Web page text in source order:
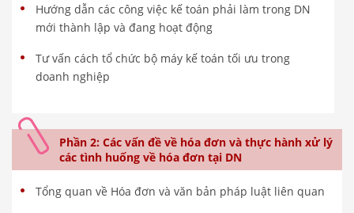
Hướng dẫn các công việc kế toán phải làm trong DN
mới thành lập và đang hoạt động
Tư vấn cách tổ chức bộ máy kế toán tối ưu trong
doanh nghiệp
Phần 2: Các vấn đề về hóa đơn và thực hành xử lý
các tình huống về hóa đơn tại DN
Tổng quan về Hóa đơn và văn bản pháp luật liên quan